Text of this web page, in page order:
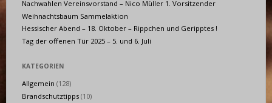
Nachwahlen Vereinsvorstand – Nico Müller 1. Vorsitzender
Weihnachtsbaum Sammelaktion
Hessischer Abend – 18. Oktober – Rippchen und Geripptes !
Tag der offenen Tür 2025 – 5. und 6. Juli
KATEGORIEN
Allgemein (128)
Brandschutztipps (10)